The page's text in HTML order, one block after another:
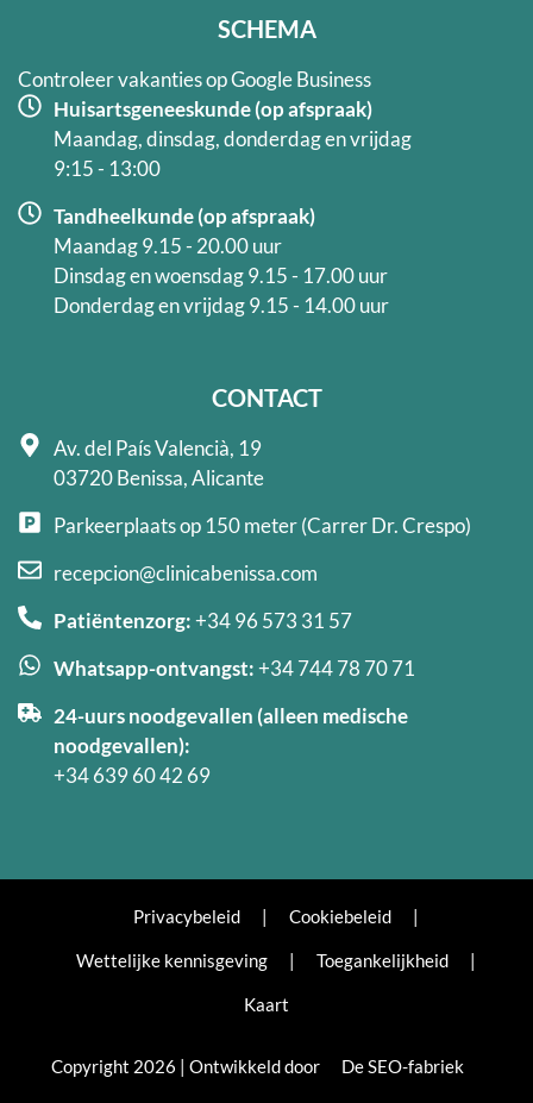
k
-
f
a
m
SCHEMA
Controleer vakanties op Google Business
Huisartsgeneeskunde (op afspraak)
Maandag, dinsdag, donderdag en vrijdag
9:15 - 13:00
Tandheelkunde (op afspraak)
Maandag 9.15 - 20.00 uur
Dinsdag en woensdag 9.15 - 17.00 uur
Donderdag en vrijdag 9.15 - 14.00 uur
CONTACT
Av. del País Valencià, 19
03720 Benissa, Alicante
Parkeerplaats op 150 meter (Carrer Dr. Crespo)
recepcion@clinicabenissa.com
Patiëntenzorg:+34 96 573 31 57
Whatsapp-ontvangst:+34 744 78 70 71
24-uurs noodgevallen (alleen medische
noodgevallen):
+34 639 60 42 69
Privacybeleid | Cookiebeleid |
Wettelijke kennisgeving | Toegankelijkheid |
Kaart
Copyright 2026 | Ontwikkeld door De SEO-fabriek